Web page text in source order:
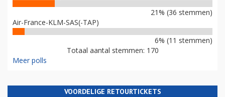
21% (36 stemmen)
Air-France-KLM-SAS(-TAP)
6% (11 stemmen)
Totaal aantal stemmen: 170
Meer polls
VOORDELIGE RETOURTICKETS